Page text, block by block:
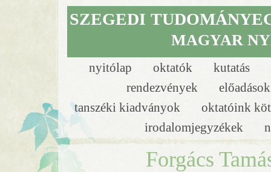
SZEGEDI
MAGYAR
nyitólap oktatók kutatás
rendezvények
tanszéki kiadványok
oktatóink
irodalomjegyzékek
Forgács